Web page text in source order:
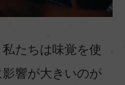
たちは味覚を使
響が大きいのが